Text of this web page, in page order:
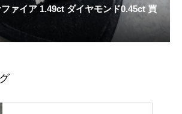
ァイア 1.49ct ダイヤモンド0.45ct 買